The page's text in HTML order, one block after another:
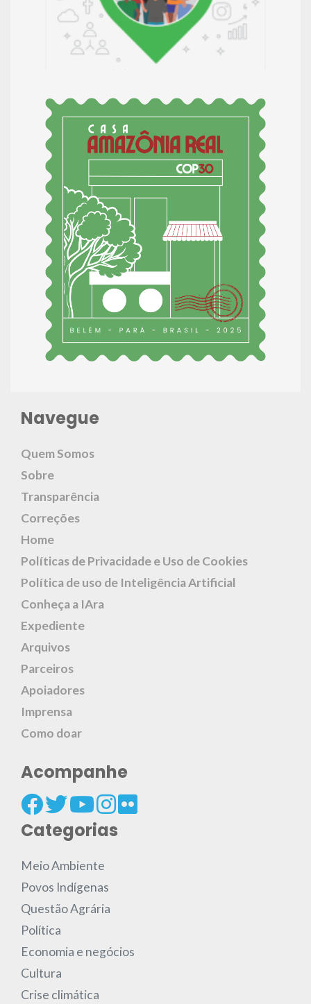
Navegue
Quem Somos
Sobre
Transparência
Correções
Home
Políticas de Privacidade e Uso de Cookies
Política de uso de Inteligência Artificial
Conheça a IAra
Expediente
Arquivos
Parceiros
Apoiadores
Imprensa
Como doar
Acompanhe
Categorias
Meio Ambiente
Povos Indígenas
Questão Agrária
Política
Economia e negócios
Cultura
Crise climática